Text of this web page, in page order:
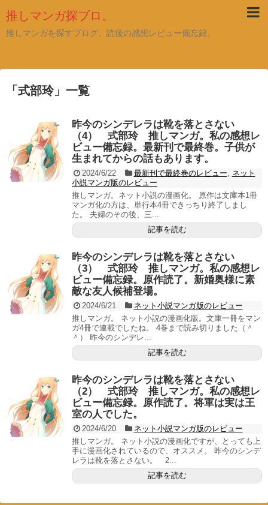
推しマンガ探ブロ。
推しマンガを探すブログ。読後の感想レビュー備忘録。
「 式部玲」 一覧
昨今のシンデレラは靴を落とさない
（4） 式部玲 推しマンガ。私の感想レ
ビュー備忘録。最新刊で最終巻。子供が
生まれてからの話もあります。
2024/6/22 最新刊で最終巻のレビュー
ネット
小説マンガ版のレビュー
推しマンガ。ネット小説の漫画化。 原作は文庫本1冊
マンガ化の方は、単行本4冊できっちり終了しまし
た。 夫婦のその後、三...
記事を読む
昨今のシンデレラは靴を落とさない
（3） 式部玲 推しマンガ。私の感想レ
ビュー備忘録。原作読了。新婚奥様に素
敵な友人候補登場。
2024/6/21
ネット小説マンガ版のレビュー
推しマンガ。 ネット小説の漫画化版。文庫一冊をマン
ガ4冊で連載でしたね。 4巻まで読み切りました（＾
＾） 昨今のシンデレ...
記事を読む
昨今のシンデレラは靴を落とさない
（2） 式部玲 推しマンガ。私の感想レ
ビュー備忘録。原作読了。将軍は実は王
室の人でした。
2024/6/20
ネット小説マンガ版のレビュー
推しマンガ。 ネット小説の漫画化ですが、とっても上
手に漫画化されているので、オススメ。 昨今のシンデ
レラは靴を落とさない。 2...
記事を読む